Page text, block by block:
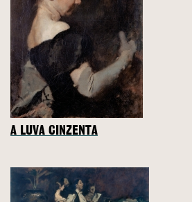
A LUVA CINZENTA